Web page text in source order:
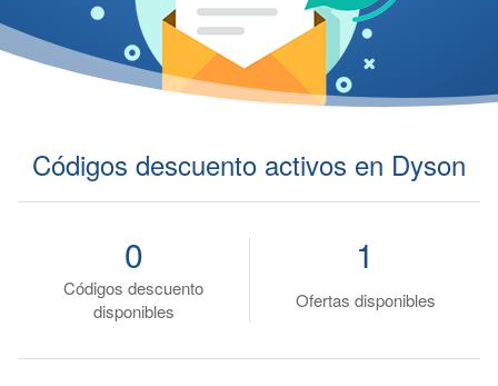
Códigos descuento activos en Dyson
Códigos descuento
disponibles
0
Ofertas disponibles
1